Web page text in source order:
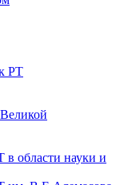
РТ
в области науки и